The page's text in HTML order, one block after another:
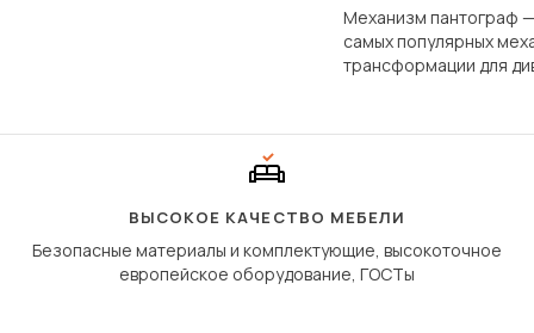
Механизм пантограф
самых популярных
трансформации для
сиденье не
дугообразной
ВЫСОКОЕ КАЧЕСТВО МЕБЕЛИ
Безопасные материалы и комплектующие, высокоточное
европейское оборудование, ГОСТы